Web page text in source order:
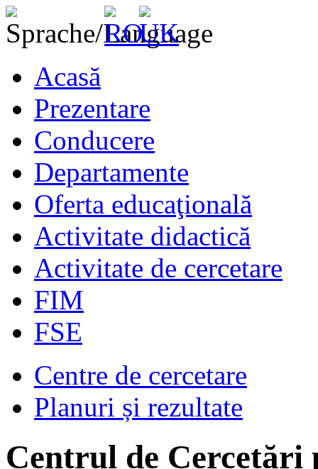
Acasă
Prezentare
Conducere
Departamente
Oferta educaţională
Activitate didactică
Activitate de cercetare
FIM
FSE
Centre de cercetare
Planuri și rezultate
Centrul de